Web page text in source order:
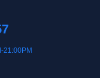
21:00PM